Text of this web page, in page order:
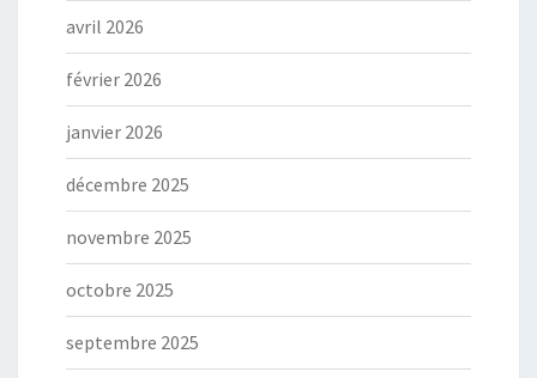
avril 2026
février 2026
janvier 2026
décembre 2025
novembre 2025
octobre 2025
septembre 2025